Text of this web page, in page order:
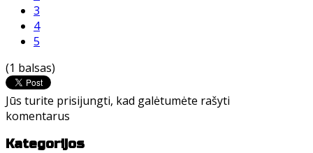
3
4
5
(1 balsas)
Jūs turite prisijungti, kad galėtumėte rašyti
komentarus
Kategorijos